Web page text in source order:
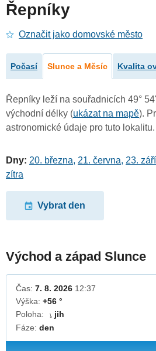
Řepníky
Označit jako domovské město
Počasí Slunce a Měsíc Kvalita
Řepníky leží na souřadnicích 49°
východní délky (ukázat na mapě).
astronomické údaje pro tuto lokalitu.
Dny: 20. března, 21. června, 23. září
zítra
Vybrat den
Východ a západ Slunce
Čas: 7. 8. 2026 12:37
Výška: +56 °
Poloha:
↓ jih
Fáze: den